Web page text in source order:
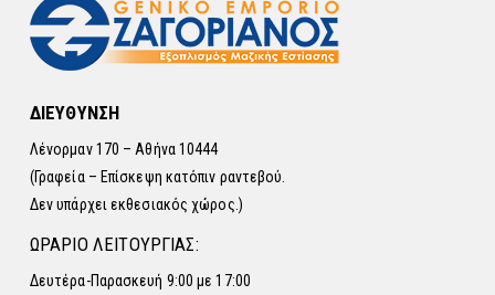
ΔΙΕΥΘΥΝΣΗ
Λένορμαν 170 – Αθήνα 10444
(Γραφεία – Επίσκεψη κατόπιν ραντεβού.
Δεν υπάρχει εκθεσιακός χώρος.)
ΩΡΑΡΙΟ ΛΕΙΤΟΥΡΓΙΑΣ:
Δευτέρα-Παρασκευή 9:00 με 17:00